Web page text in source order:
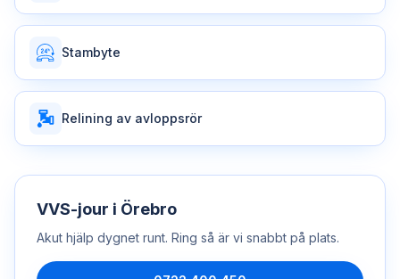
Stambyte
Relining av avloppsrör
VVS-jour i Örebro
Akut hjälp dygnet runt. Ring så är vi snabbt på plats.